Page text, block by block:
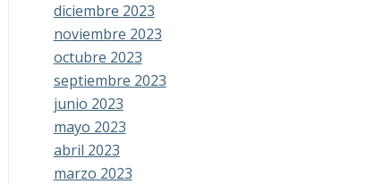
diciembre 2023
noviembre 2023
octubre 2023
septiembre 2023
junio 2023
mayo 2023
abril 2023
marzo 2023